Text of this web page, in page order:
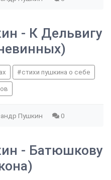
- К Дельвигу
стихи пушкина о себе
Пушкин 0
- Батюшкову